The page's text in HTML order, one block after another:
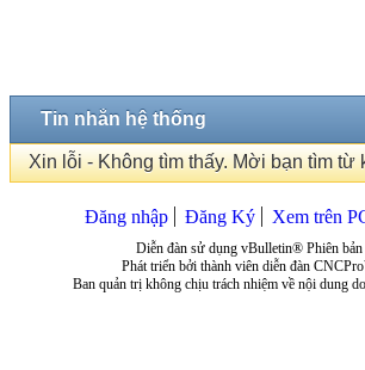
Tin nhắn hệ thống
Xin lỗi - Không tìm thấy. Mời bạn tìm từ
Đăng nhập Đăng Ký Xem trên
Diễn đàn sử dụng vBulletin® Phiên bản
Phát triển bởi thành viên diễn đàn
Ban quản trị không chịu trách nhiệm về nội dung